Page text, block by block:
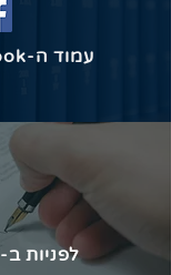
עמוד ה-​Facebook שלנו
לפניות ב-Whatsapp